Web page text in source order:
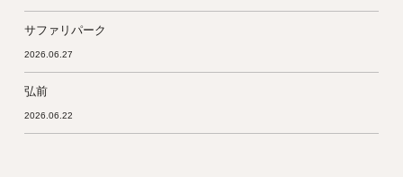
サファリパーク
2026.06.27
弘前
2026.06.22